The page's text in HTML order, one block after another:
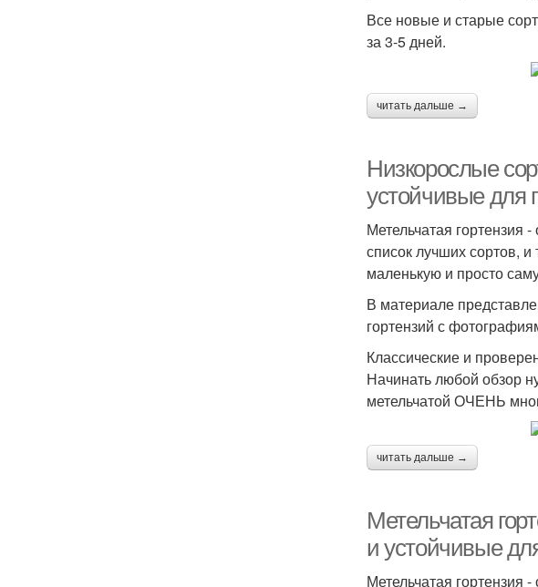
Все новые и старые
за 3-5 дней.
читать дальше →
Низкорослые
устойчивые для
Метельчатая
список лучших сортов,
маленькую и просто
В материале
гортензий с
Классические и
Начинать любой обзор
метельчатой ОЧЕНЬ
читать дальше →
Метельчатая
и устойчивые
Метельчатая